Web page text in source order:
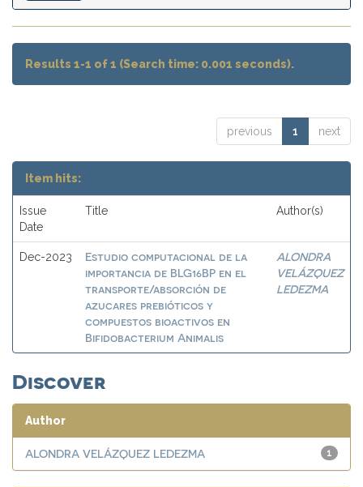
Results 1-1 of 1 (Search time: 0.001 seconds).
previous 1 next
Item hits:
Issue
Date
Title Author(s)
Dec-2023
Estudio computacional de la
importancia de BLG16BP en el
transporte/absorción de
azucares prebióticos y
compuestos bioactivos en
Bifidobacterium Animalis
ALONDRA
VELÁZQUEZ
LEDEZMA
Discover
Author
1
ALONDRA VELÁZQUEZ LEDEZMA